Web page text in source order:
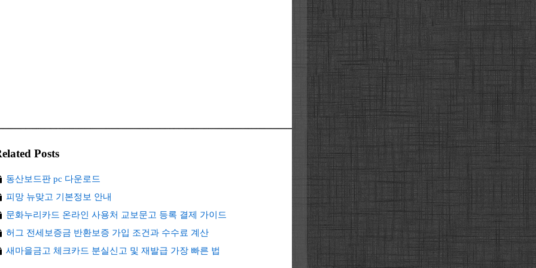
Posts
동산보드판 pc 다운로드
피망 뉴맞고 기본정보 안내
문화누리카드 온라인 사용처 교보문고 등록 결제 가이드
허그 전세보증금 반환보증 가입 조건과 수수료 계산
새마을금고 체크카드 분실신고 및 재발급 가장 빠른 법